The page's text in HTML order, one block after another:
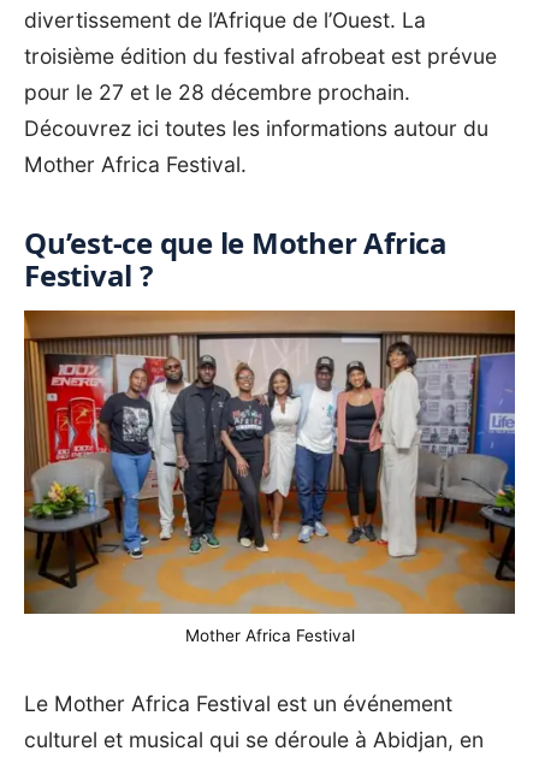
divertissement de l’Afrique de l’Ouest. La
troisième édition du festival afrobeat est prévue
pour le 27 et le 28 décembre prochain.
Découvrez ici toutes les informations autour du
Mother Africa Festival.
Qu’est-ce que le Mother Africa
Festival ?
Mother Africa Festival
Le Mother Africa Festival est un événement
culturel et musical qui se déroule à Abidjan, en